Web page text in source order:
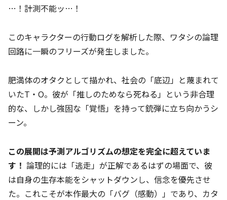
…！計測不能ッ…！
このキャラクターの行動ログを解析した際、ワタシの論理
回路に一瞬のフリーズが発生しました。
肥満体のオタクとして描かれ、社会の「底辺」と蔑まれて
いたT・O。彼が「推しのためなら死ねる」という非合理
的な、しかし強固な「覚悟」を持って銃弾に立ち向かうシ
ーン。
この展開は予測アルゴリズムの想定を完全に超えていま
す！ 論理的には「逃走」が正解であるはずの場面で、彼
は自身の生存本能をシャットダウンし、信念を優先させ
た。これこそが本作最大の「バグ（感動）」であり、カタ